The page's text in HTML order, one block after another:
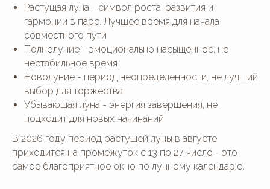
Растущая луна - символ роста, развития и
гармонии в паре. Лучшее время для начала
совместного пути
Полнолуние - эмоционально насыщенное, но
нестабильное время
Новолуние - период неопределенности, не лучший
выбор для торжества
Убывающая луна - энергия завершения, не
подходит для новых начинаний
В 2026 году период растущей луны в августе
приходится на промежуток с 13 по 27 число - это
самое благоприятное окно по лунному календарю.